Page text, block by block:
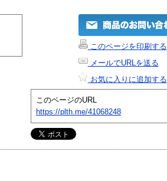
このページを印刷する
メールでURLを送る
お気に入りに追加する
このページのURL
https://plth.me/41068248